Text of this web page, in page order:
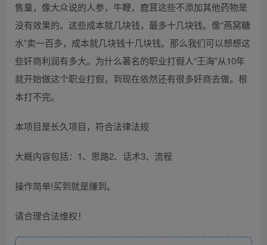
售量，像大众说的人参，牛鞭，鹿茸这些不添加其他药物是
没有效果的。这些成本就几块钱，最多十几块钱。像“燕窝糖
水”卖一百多，成本就几块钱十几块钱。那么我们可以想想这
些奸商利润有多大。为什么著名的职业打假人“王海”从10年
就开始做这个职业打假，到现在依然还有很多奸商去做。根
本打不完。
本项目是长久项目，符合法律法规
大概内容包括：1、思路2、话术3、流程
操作简单!买到就是赚到。
请合理合法维权！